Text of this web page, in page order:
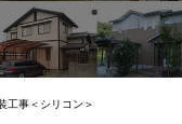
事＜シリコン＞